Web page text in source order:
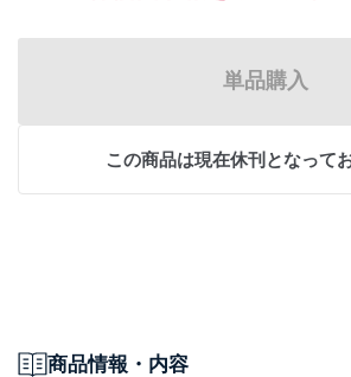
単品購入
この商品は現在休刊となって
商品情報・内容